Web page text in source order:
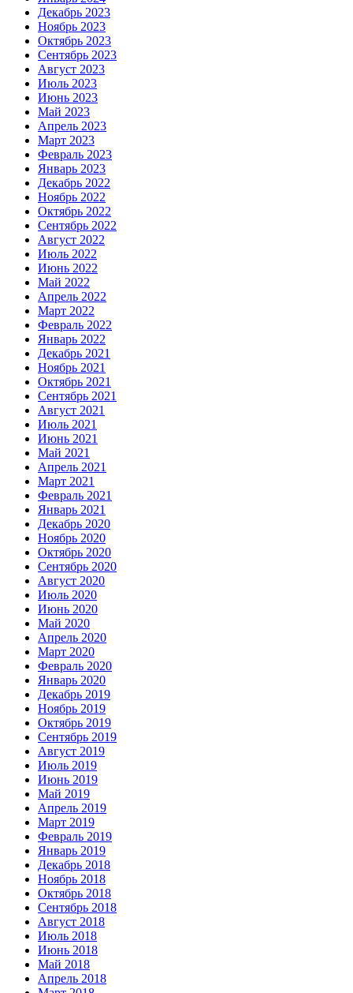
Декабрь 2023
Ноябрь 2023
Октябрь 2023
Сентябрь 2023
Август 2023
Июль 2023
Июнь 2023
Май 2023
Апрель 2023
Март 2023
Февраль 2023
Январь 2023
Декабрь 2022
Ноябрь 2022
Октябрь 2022
Сентябрь 2022
Август 2022
Июль 2022
Июнь 2022
Май 2022
Апрель 2022
Март 2022
Февраль 2022
Январь 2022
Декабрь 2021
Ноябрь 2021
Октябрь 2021
Сентябрь 2021
Август 2021
Июль 2021
Июнь 2021
Май 2021
Апрель 2021
Март 2021
Февраль 2021
Январь 2021
Декабрь 2020
Ноябрь 2020
Октябрь 2020
Сентябрь 2020
Август 2020
Июль 2020
Июнь 2020
Май 2020
Апрель 2020
Март 2020
Февраль 2020
Январь 2020
Декабрь 2019
Ноябрь 2019
Октябрь 2019
Сентябрь 2019
Август 2019
Июль 2019
Июнь 2019
Май 2019
Апрель 2019
Март 2019
Февраль 2019
Январь 2019
Декабрь 2018
Ноябрь 2018
Октябрь 2018
Сентябрь 2018
Август 2018
Июль 2018
Июнь 2018
Май 2018
Апрель 2018